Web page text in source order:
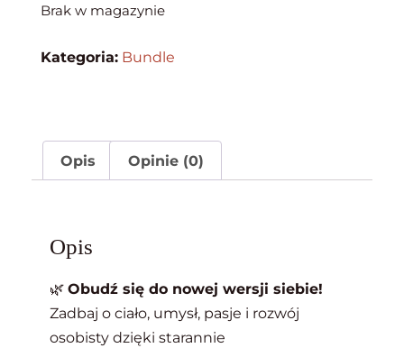
Brak w magazynie
Kategoria: Bundle
Opis Opinie (0)
Opis
🌿Obudź się do nowej wersji siebie!
Zadbaj o ciało, umysł, pasje i rozwój
osobisty dzięki starannie